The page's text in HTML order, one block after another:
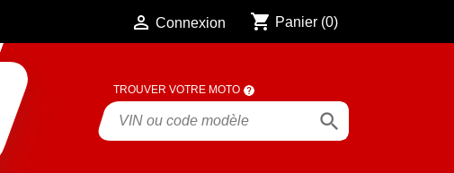
 Connexion shopping_cart Panier (0)
TROUVER VOTRE MOTO
